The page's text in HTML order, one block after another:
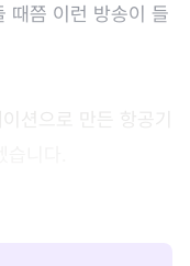
때쯤 이런 방송이 들
션으로 만든 항공기